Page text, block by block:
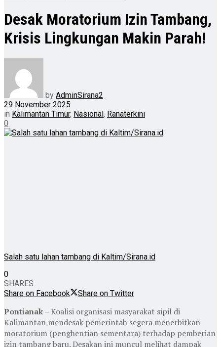
Desak Moratorium Izin Tambang,
Krisis Lingkungan Makin Parah!
by AdminSirana2
29 November 2025
in Kalimantan Timur, Nasional, Ranaterkini
0
Salah satu lahan tambang di Kaltim/Sirana.id
0
SHARES
Share on Facebook
Share on Twitter
Pontianak– Koalisi organisasi masyarakat sipil di
Kalimantan mendesak pemerintah segera menerbitkan
moratorium (penghentian sementara) terhadap pemberian
izin tambang baru. Desakan ini muncul melihat dampak